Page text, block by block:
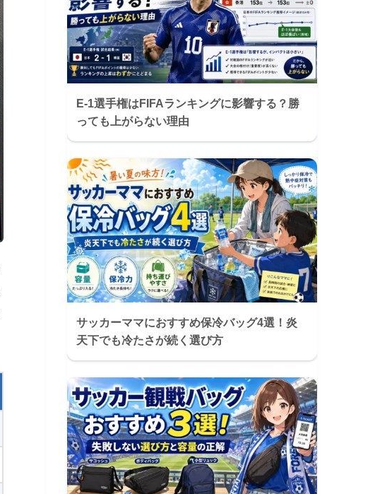
E-1選手権はFIFAランキングに影響する？勝
っても上がらない理由
サッカーママにおすすめ保冷バッグ4選！炎
天下でも冷たさが続く選び方